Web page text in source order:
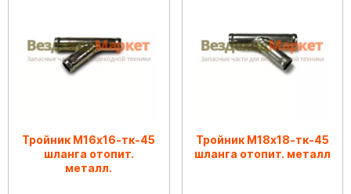
Тройник М16х16-тк-45
шланга отопит.
металл.
Тройник М18х18-тк-45
шланга отопит. металл